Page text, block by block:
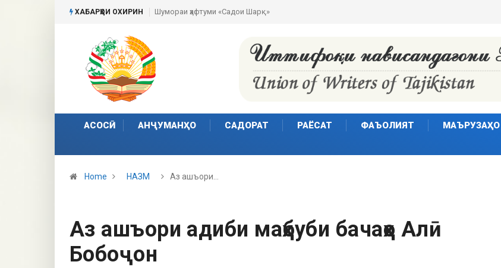
ХАБАРҲОИ ОХИРИН Пешвои ҳаракати сулҳи ҷаҳонӣ
АСОСӢ АНҶУМАНҲО САДОРАТ РАЁСАТ ФАЪОЛИЯТ МАЪРУЗАҲО
Home НАЗМ Аз ашъори…
Аз ашъори адиби маҳбуби бачаҳо Алӣ
Бобоҷон